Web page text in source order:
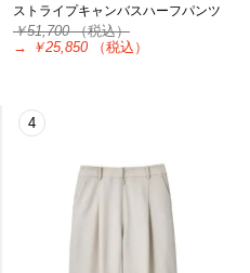
ストライプキャンバスハーフパンツ
￥51,700（税込）
→
￥25,850 （税込）
4